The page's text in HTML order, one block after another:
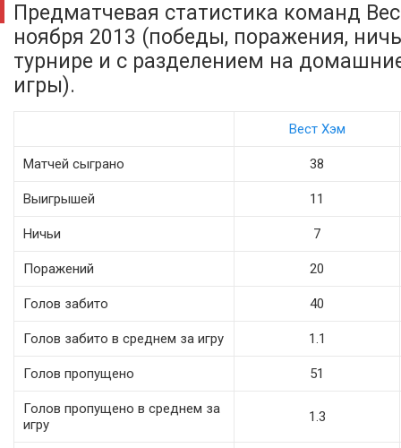
Предматчевая статистика команд
ноября 2013 (победы, поражения,
турнире и с разделением на
игры).
Вест Хэм
Матчей сыграно 38
Выигрышей 11
Ничьи 7
Поражений 20
Голов забито 40
Голов забито в среднем за игру 1.1
Голов пропущено 51
Голов пропущено в среднем за
игру
1.3